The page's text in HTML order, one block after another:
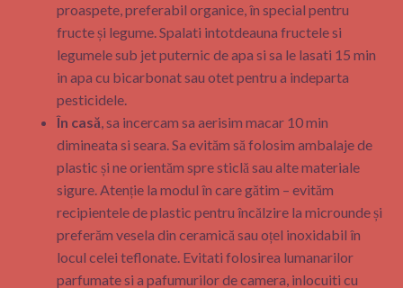
proaspete, preferabil organice, în special pentru
fructe și legume. Spalati intotdeauna fructele si
legumele sub jet puternic de apa si sa le lasati 15 min
in apa cu bicarbonat sau otet pentru a indeparta
pesticidele.
În casă, sa incercam sa aerisim macar 10 min
dimineata si seara. Sa evităm să folosim ambalaje de
plastic și ne orientăm spre sticlă sau alte materiale
sigure. Atenție la modul în care gătim – evităm
recipientele de plastic pentru încălzire la microunde și
preferăm vesela din ceramică sau oțel inoxidabil în
locul celei teflonate. Evitati folosirea lumanarilor
parfumate si a pafumurilor de camera, inlocuiti cu